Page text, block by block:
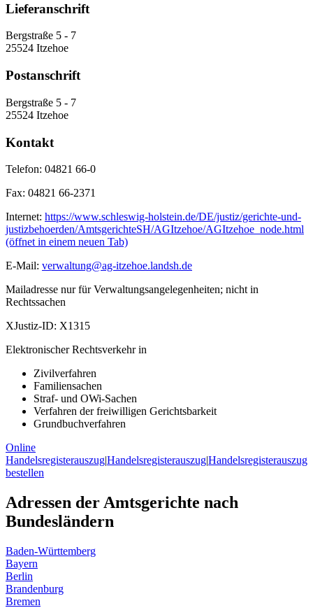
Lieferanschrift
Bergstraße 5 - 7
25524 Itzehoe
Postanschrift
Bergstraße 5 - 7
25524 Itzehoe
Kontakt
Telefon: 04821 66-0
Fax: 04821 66-2371
Internet: https://www.schleswig-holstein.de/DE/justiz/gerichte-und-
justizbehoerden/AmtsgerichteSH/AGItzehoe/AGItzehoe_node.html
(öffnet in einem neuen Tab)
E-Mail: verwaltung@ag-itzehoe.landsh.de
Mailadresse nur für Verwaltungsangelegenheiten; nicht in
Rechtssachen
XJustiz-ID: X1315
Elektronischer Rechtsverkehr in
Zivilverfahren
Familiensachen
Straf- und OWi-Sachen
Verfahren der freiwilligen Gerichtsbarkeit
Grundbuchverfahren
Online
Handelsregisterauszug|Handelsregisterauszug|Handelsregisterauszug
bestellen
Adressen der Amtsgerichte nach
Bundesländern
Baden-Württemberg
Bayern
Berlin
Brandenburg
Bremen